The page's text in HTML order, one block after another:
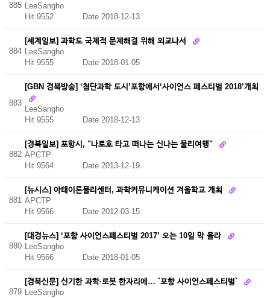
885 LeeSangho
Hit 9552
Date 2018-12-13
884
[세계일보] 과학도 국제적 문제해결 위해 외교나서
LeeSangho
Hit 9555
Date 2018-01-05
883
[GBN 경북방송] ‘첨단과학 도시’포항에서‘사이언스 페스티벌 2018’개최
LeeSangho
Hit 9555 Date 2018-12-13
882
[경북일보] 포항시, "나로호 타고 떠나는 신나는 물리여행"
APCTP
Hit 9564
Date 2013-12-19
881
[뉴시스] 아태이론물리센터, 과학커뮤니케이션 겨울학교 개최
APCTP
Hit 9566
Date 2012-03-15
880
[대경뉴스] ‘포항 사이언스페스티벌 2017’ 오는 10일 막 올라
LeeSangho
Hit 9566
Date 2018-01-05
879
[경북신문] 신기한 과학·로봇 한자리에… `포항 사이언스페스티벌`
LeeSangho